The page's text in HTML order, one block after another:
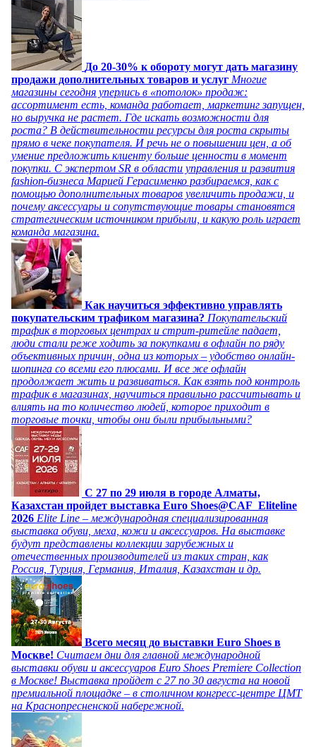
До 20-30% к обороту могут дать магазину
продажи дополнительных товаров и услуг Многие
магазины сегодня уперлись в «потолок» продаж:
ассортимент есть, команда работает, маркетинг запущен,
но выручка не растет. Где искать возможности для
роста? В действительности ресурсы для роста скрыты
прямо в чеке покупателя. И речь не о повышении цен, а об
умение предложить клиенту больше ценности в момент
покупки. С экспертом SR в области управления и развития
fashion-бизнеса Марией Герасименко разбираемся, как с
помощью дополнительных товаров увеличить продажи, и
почему аксессуары и сопутствующие товары становятся
стратегическим источником прибыли, и какую роль играет
команда магазина.
Как научиться эффективно управлять
покупательским трафиком магазина? Покупательский
трафик в торговых центрах и стрит-ритейле падает,
люди стали реже ходить за покупками в офлайн по ряду
объективных причин, одна из которых – удобство онлайн-
шопинга со всеми его плюсами. И все же офлайн
продолжает жить и развиваться. Как взять под контроль
трафик в магазинах, научиться правильно рассчитывать и
влиять на то количество людей, которое приходит в
торговые точки, чтобы они были прибыльными?
C 27 по 29 июля в городе Алматы,
Казахстан пройдет выставка Euro Shoes@CAF_Eliteline
2026 Elite Line – международная специализированная
выставка обуви, меха, кожи и аксессуаров. На выставке
будут представлены коллекции зарубежных и
отечественных производителей из таких стран, как
Россия, Турция, Германия, Италия, Казахстан и др.
Всего месяц до выставки Euro Shoes в
Москве! Считаем дни для главной международной
выставки обуви и аксессуаров Euro Shoes Premiere Collection
в Москве! Выставка пройдет с 27 по 30 августа на новой
премиальной площадке – в столичном конгресс-центре ЦМТ
на Краснопресненской набережной.